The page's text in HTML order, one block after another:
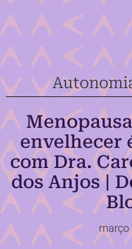
envelhecer
com Dra.
dos Anjos |
março